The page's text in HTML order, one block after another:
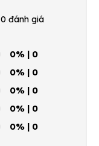
0 đánh giá
0% | 0
0% | 0
0% | 0
0% | 0
0% | 0